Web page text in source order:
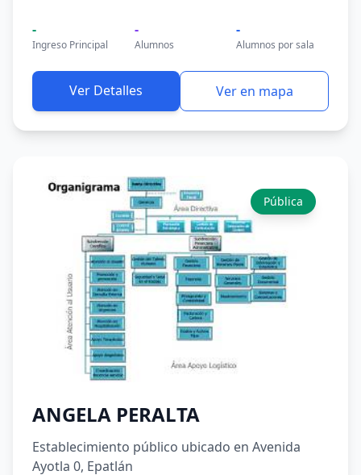
-
Ingreso Principal
-
Alumnos
-
Alumnos por sala
Ver Detalles Ver en mapa
Pública
ANGELA PERALTA
Establecimiento público ubicado en Avenida
Ayotla 0, Epatlán